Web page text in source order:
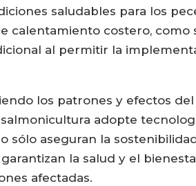
saludables para los
calentamiento costero,
al permitir la
los patrones y efectos del
adopte
sólo aseguran la
la salud y el
afectadas.